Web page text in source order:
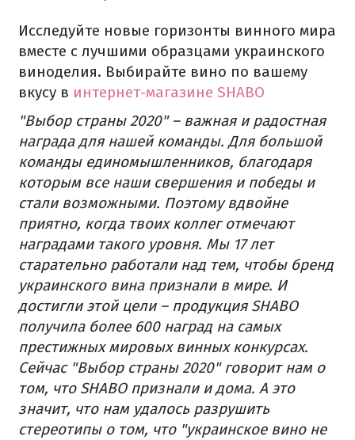
Исследуйте новые горизонты винного мира
вместе с лучшими образцами украинского
виноделия. Выбирайте вино по вашему
вкусу в интернет-магазине SHABO
"Выбор страны 2020" – важная и радостная
награда для нашей команды. Для большой
команды единомышленников, благодаря
которым все наши свершения и победы и
стали возможными. Поэтому вдвойне
приятно, когда твоих коллег отмечают
наградами такого уровня. Мы 17 лет
старательно работали над тем, чтобы бренд
украинского вина признали в мире. И
достигли этой цели – продукция SHABO
получила более 600 наград на самых
престижных мировых винных конкурсах.
Сейчас "Выбор страны 2020" говорит нам о
том, что SHABO признали и дома. А это
значит, что нам удалось разрушить
стереотипы о том, что "украинское вино не